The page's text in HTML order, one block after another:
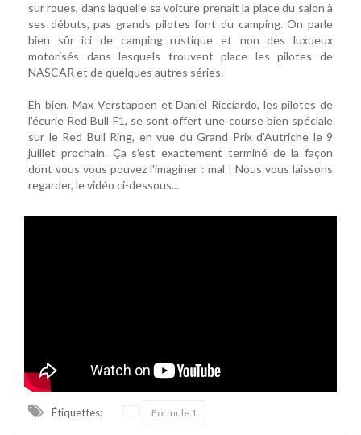
sur roues, dans laquelle sa voiture prenait la place du salon à
ses débuts, pas grands pilotes font du camping. On parle
bien sûr ici de camping rustique et non des luxueux
motorisés dans lesquels trouvent place les pilotes de
NASCAR et de quelques autres séries.
Eh bien, Max Verstappen et Daniel Ricciardo, les pilotes de
l'écurie Red Bull F1, se sont offert une course bien spéciale
sur le Red Bull Ring, en vue du Grand Prix d’Autriche le 9
juillet prochain. Ça s’est exactement terminé de la façon
dont vous vous pouvez l'imaginer : mal ! Nous vous laissons
regarder, le vidéo ci-dessous...
Étiquettes: Formule 1